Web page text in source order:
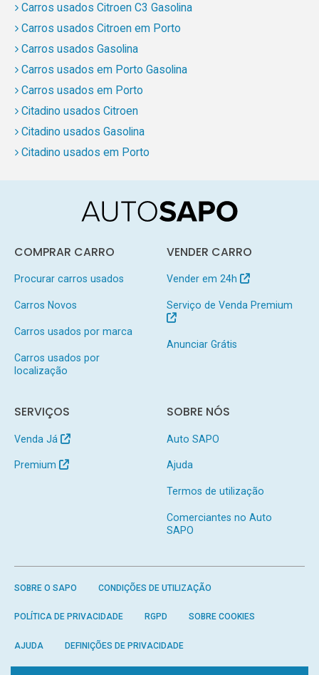
Carros usados Citroen C3 Gasolina
Carros usados Citroen em Porto
Carros usados Gasolina
Carros usados em Porto Gasolina
Carros usados em Porto
Citadino usados Citroen
Citadino usados Gasolina
Citadino usados em Porto
COMPRAR CARRO
Procurar carros usados
Carros Novos
Carros usados por marca
Carros usados por
localização
VENDER CARRO
Vender em 24h
Serviço de Venda Premium
Anunciar Grátis
SERVIÇOS
Venda Já
Premium
SOBRE NÓS
Auto SAPO
Ajuda
Termos de utilização
Comerciantes no Auto
SAPO
SOBRE O SAPO CONDIÇÕES DE UTILIZAÇÃO
POLÍTICA DE PRIVACIDADE RGPD SOBRE COOKIES
AJUDA DEFINIÇÕES DE PRIVACIDADE